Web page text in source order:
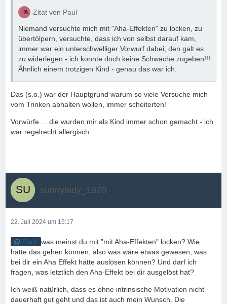
Zitat von Paul
Niemand versuchte mich mit "Aha-Effekten" zu locken, zu
übertölpern, versuchte, dass ich von selbst darauf kam,
immer war ein unterschwelliger Vorwurf dabei, den galt es
zu widerlegen - ich konnte doch keine Schwäche zugeben!!!
Ähnlich einem trotzigen Kind - genau das war ich.
Das (s.o.) war der Hauptgrund warum so viele Versuche mich
vom Trinken abhalten wollen, immer scheiterten!
Vorwürfe ... die wurden mir als Kind immer schon gemacht - ich
war regelrecht allergisch.
sunnylady_1970
22. Juli 2024 um 15:17
Paul
was meinst du mit "mit Aha-Effekten" locken? Wie
hätte das gehen können, also was wäre etwas gewesen, was
bei dir ein Aha Effekt hätte auslösen können? Und darf ich
fragen, was letztlich den Aha-Effekt bei dir ausgelöst hat?
Ich weiß natürlich, dass es ohne intrinsische Motivation nicht
dauerhaft gut geht und das ist auch mein Wunsch. Die